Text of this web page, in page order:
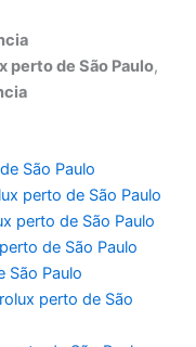
de São Paulo,
São Paulo
perto de São Paulo
perto de São Paulo
de São Paulo
São Paulo
perto de São